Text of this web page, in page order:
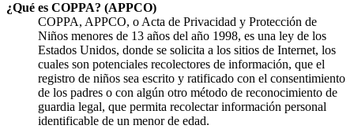
¿Qué es COPPA? (APPCO)
COPPA, APPCO, o Acta de Privacidad y Protección de
Niños menores de 13 años del año 1998, es una ley de los
Estados Unidos, donde se solicita a los sitios de Internet, los
cuales son potenciales recolectores de información, que el
registro de niños sea escrito y ratificado con el consentimiento
de los padres o con algún otro método de reconocimiento de
guardia legal, que permita recolectar información personal
identificable de un menor de edad.